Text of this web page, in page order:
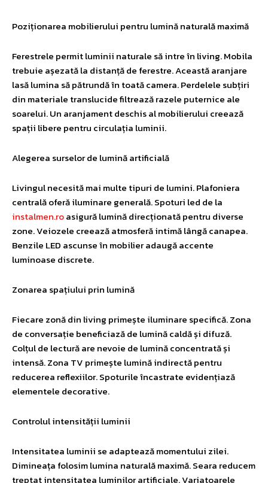
Poziționarea mobilierului pentru lumină naturală maximă
Ferestrele permit luminii naturale să intre în living. Mobila
trebuie așezată la distanță de ferestre. Această aranjare
lasă lumina să pătrundă în toată camera. Perdelele subțiri
din materiale translucide filtrează razele puternice ale
soarelui. Un aranjament deschis al mobilierului creează
spații libere pentru circulația luminii.
Alegerea surselor de lumină artificială
Livingul necesită mai multe tipuri de lumini. Plafoniera
centrală oferă iluminare generală. Spoturi led de la
instalmen.roasigură lumină direcționată pentru diverse
zone. Veiozele creează atmosferă intimă lângă canapea.
Benzile LED ascunse în mobilier adaugă accente
luminoase discrete.
Zonarea spațiului prin lumină
Fiecare zonă din living primește iluminare specifică. Zona
de conversație beneficiază de lumină caldă și difuză.
Colțul de lectură are nevoie de lumină concentrată și
intensă. Zona TV primește lumină indirectă pentru
reducerea reflexiilor. Spoturile încastrate evidențiază
elementele decorative.
Controlul intensității luminii
Intensitatea luminii se adaptează momentului zilei.
Dimineața folosim lumina naturală maximă. Seara reducem
treptat intensitatea luminilor artificiale. Variatoarele